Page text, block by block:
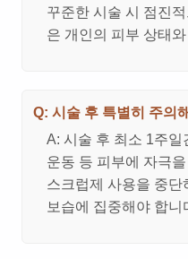
꾸준한 시술 시 점진
은 개인의 피부 상태
Q: 시술 후 특별히 주의
A: 시술 후 최소 1주
운동 등 피부에 자극
스크럽제 사용을 중
보습에 집중해야 합니